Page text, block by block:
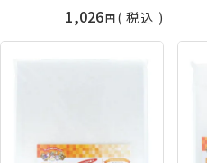
1,026 税込